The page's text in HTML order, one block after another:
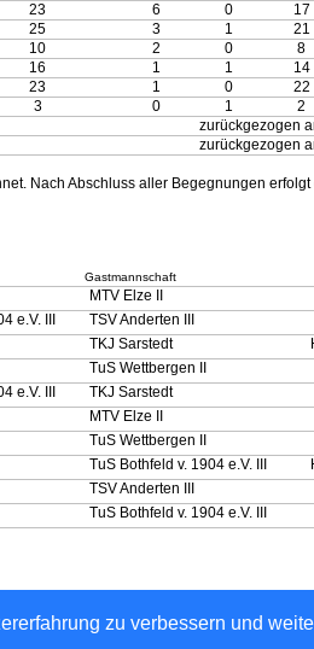
zu verbessern und
23 6 0 17
25 3 1 21
10 2 0 8
16 1 1 14
23 1 0 22
3 0 1 2
zurückgezogen
zurückgezogen
Nach Abschluss aller Begegnungen
Gastmannschaft
MTV Elze II
e.V. III TSV Anderten III
TKJ Sarstedt
TuS Wettbergen II
e.V. III TKJ Sarstedt
MTV Elze II
TuS Wettbergen II
TuS Bothfeld v. 1904 e.V. III
TSV Anderten III
TuS Bothfeld v. 1904 e.V. III